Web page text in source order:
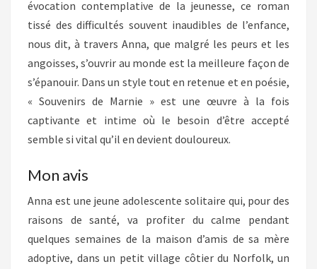
évocation contemplative de la jeunesse, ce roman
tissé des difficultés souvent inaudibles de l’enfance,
nous dit, à travers Anna, que malgré les peurs et les
angoisses, s’ouvrir au monde est la meilleure façon de
s’épanouir. Dans un style tout en retenue et en poésie,
« Souvenirs de Marnie » est une œuvre à la fois
captivante et intime où le besoin d’être accepté
semble si vital qu’il en devient douloureux.
Mon avis
Anna est une jeune adolescente solitaire qui, pour des
raisons de santé, va profiter du calme pendant
quelques semaines de la maison d’amis de sa mère
adoptive, dans un petit village côtier du Norfolk, un